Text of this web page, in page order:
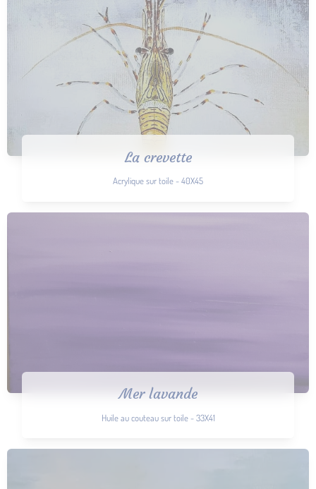
La crevette
Acrylique sur toile - 40X45
Mer lavande
Huile au couteau sur toile - 33X41